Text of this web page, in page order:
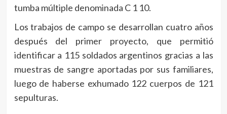
tumba múltiple denominada C 1 10.
Los trabajos de campo se desarrollan cuatro años
después del primer proyecto, que permitió
identificar a 115 soldados argentinos gracias a las
muestras de sangre aportadas por sus familiares,
luego de haberse exhumado 122 cuerpos de 121
sepulturas.